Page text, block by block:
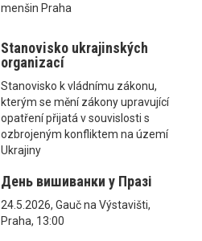
menšin Praha
Stanovisko ukrajinských
organizací
Stanovisko k vládnímu zákonu,
kterým se mění zákony upravující
opatření přijatá v souvislosti s
ozbrojeným konfliktem na území
Ukrajiny
День вишиванки у Празі
24.5.2026, Gauč na Výstavišti,
Praha, 13:00